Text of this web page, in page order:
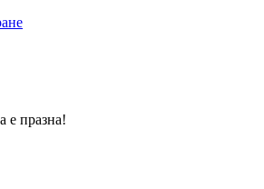
е празна!